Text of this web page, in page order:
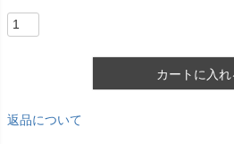
カートに入れ
返品について